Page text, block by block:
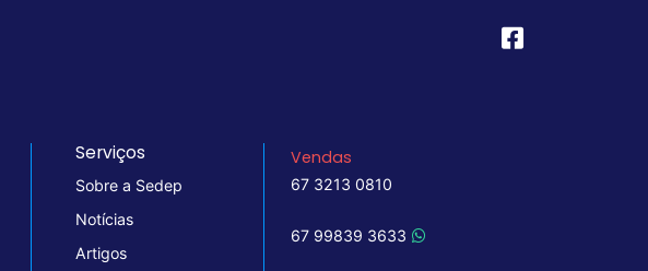
Serviços
Sobre a Sedep
Notícias
Artigos
Vendas
67 3213 0810
67 99839 3633